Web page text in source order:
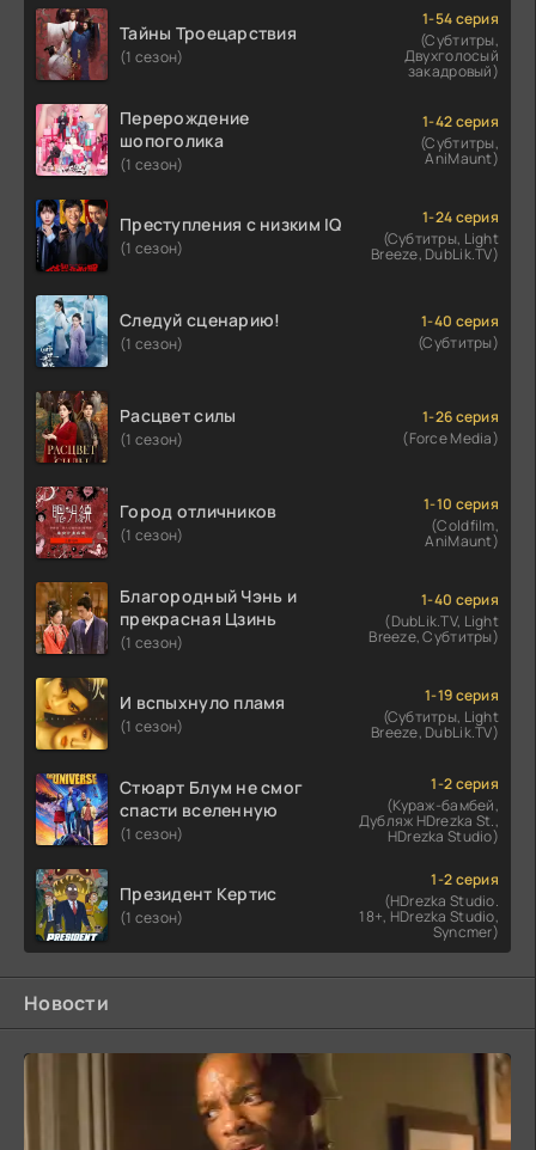
Тайны Троецарствия
(1 сезон)
1-54 серия
(Субтитры,
Двухголосый
закадровый)
Перерождение
шопоголика
(1 сезон)
1-42 серия
(Субтитры,
AniMaunt)
Преступления с низким IQ
(1 сезон)
1-24 серия
(Субтитры, Light
Breeze, DubLik.TV)
Следуй сценарию!
(1 сезон)
1-40 серия
(Субтитры)
Расцвет силы
(1 сезон)
1-26 серия
(Force Media)
Город отличников
(1 сезон)
1-10 серия
(Coldfilm,
AniMaunt)
Благородный Чэнь и
прекрасная Цзинь
(1 сезон)
1-40 серия
(DubLik.TV, Light
Breeze, Субтитры)
И вспыхнуло пламя
(1 сезон)
1-19 серия
(Субтитры, Light
Breeze, DubLik.TV)
Стюарт Блум не смог
спасти вселенную
(1 сезон)
1-2 серия
(Кураж-бамбей,
Дубляж HDrezka St.,
HDrezka Studio)
Президент Кертис
(1 сезон)
1-2 серия
(HDrezka Studio.
18+, HDrezka Studio,
Syncmer)
Новости